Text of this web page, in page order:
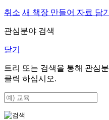
취소 새 책장 만들어 자료 담기
관심분야 검색
닫기
트리 또는 검색을 통해 관심
클릭 하십시오.